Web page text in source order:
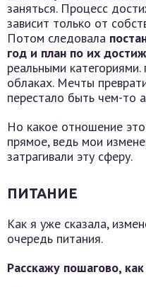
заняться. Процесс
зависит только от
Потом следовала
год и план по их
реальными
облаках. Мечты
перестало быть чем-то
Но какое отношение
прямое, ведь мои
затрагивали эту сферу.
ПИТАНИЕ
Как я уже сказала,
очередь питания.
Расскажу пошагово,